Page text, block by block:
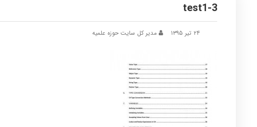
test1-3
۲۴ تیر ۱۳۹۵ مدیر کل سایت حوزه علمیه